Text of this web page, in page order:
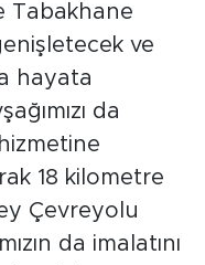
Tabakhane
ve
hayata
da
18 kilometre
Çevreyolu
da imalatını